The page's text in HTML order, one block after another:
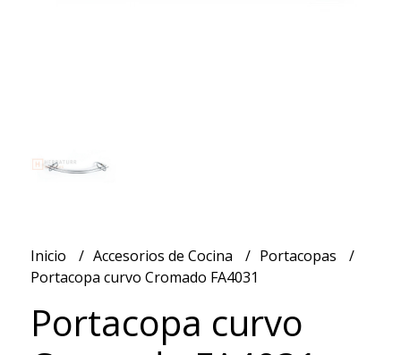
Inicio Accesorios de Cocina
Portacopas
Portacopa curvo Cromado FA4031
Portacopa curvo